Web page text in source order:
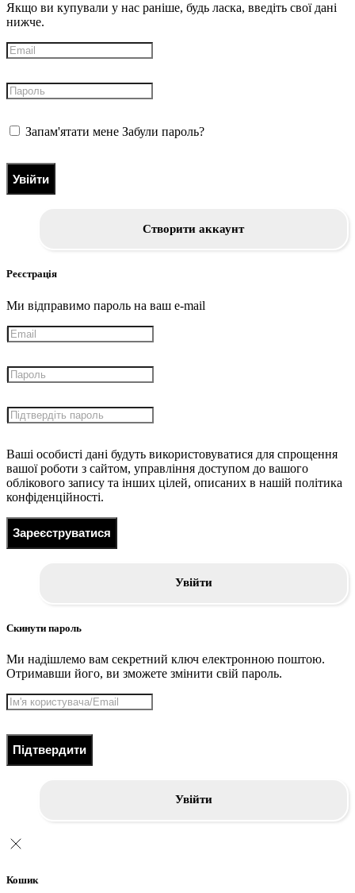
Якщо ви купували у нас раніше, будь ласка, введіть свої дані
нижче.
Запам'ятати мене Забули пароль?
Увійти
Створити аккаунт
Реєстрація
Ми відправимо пароль на ваш e-mail
Ваші особисті дані будуть використовуватися для спрощення
вашої роботи з сайтом, управління доступом до вашого
облікового запису та інших цілей, описаних в нашій політика
конфіденційності.
Зареєструватися
Увійти
Скинути пароль
Ми надішлемо вам секретний ключ електронною поштою.
Отримавши його, ви зможете змінити свій пароль.
Підтвердити
Увійти
Кошик